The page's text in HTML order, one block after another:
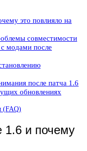
это повлияло на
совместимости
модами после
после патча 1.6
обновлениях
(FAQ)
1.6 и почему